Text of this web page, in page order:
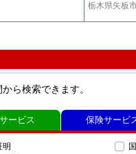
栃木県矢板
ら検索できます。
明
ービス 保険サービ